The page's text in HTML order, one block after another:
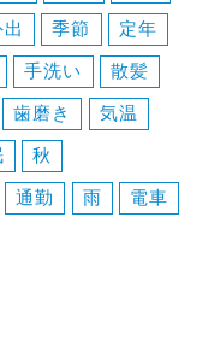
季節
定年
手洗い
散髪
歯磨き
気温
秋
通勤 雨
電車